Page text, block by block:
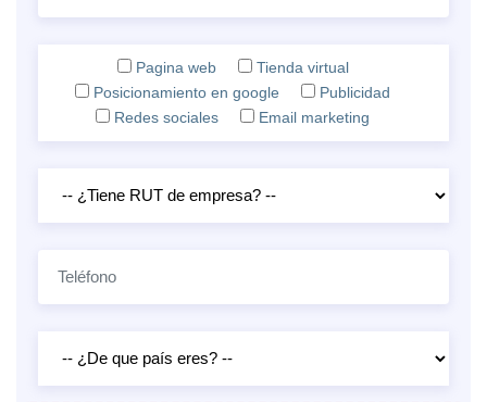
Pagina web
Tienda virtual
Posicionamiento en google
Publicidad
Redes sociales
Email marketing